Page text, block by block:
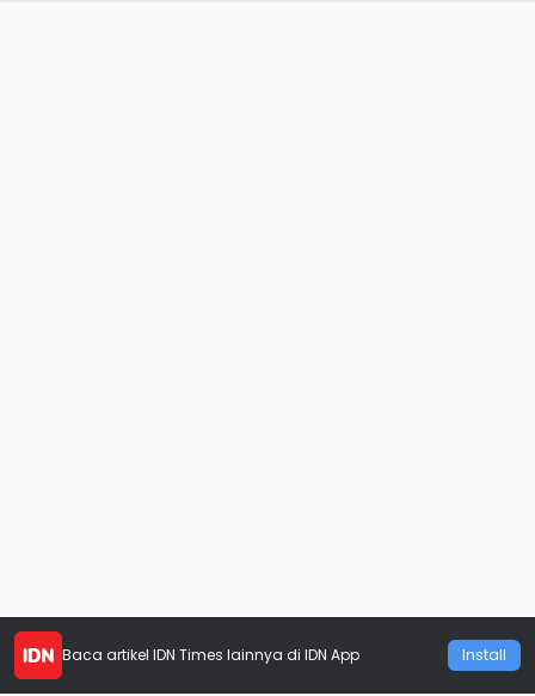
Baca artikel IDN Times lainnya di IDN App Install